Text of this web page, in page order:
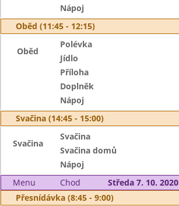
Nápoj
Oběd (11:45 - 12:15)
Oběd
Polévka
Jídlo
Příloha
Doplněk
Nápoj
Svačina (14:45 - 15:00)
Svačina
Svačina
Svačina domů
Nápoj
Menu
Chod
Středa 7. 10. 2020
Přesnídávka (8:45 - 9:00)